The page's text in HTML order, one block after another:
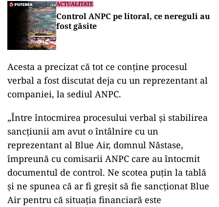
ACTUALITATE
Control ANPC pe litoral, ce nereguli au
fost găsite
Acesta a precizat că tot ce conţine procesul
verbal a fost discutat deja cu un reprezentant al
companiei, la sediul ANPC.
„Între întocmirea procesului verbal şi stabilirea
sancţiunii am avut o întâlnire cu un
reprezentant al Blue Air, domnul Năstase,
împreună cu comisarii ANPC care au întocmit
documentul de control. Ne scotea puţin la tablă
şi ne spunea că ar fi greşit să fie sancţionat Blue
Air pentru că situaţia financiară este